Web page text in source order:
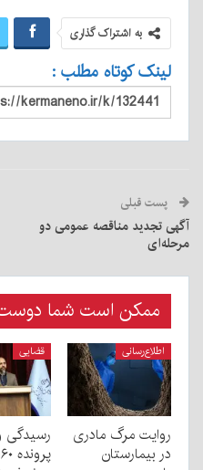
به اشتراک گذاری
لینک کوتاه مطلب :
پست قبلی
آگهی تجدید مناقصه عمومی دو
مرحله‌ای
ممکن است شما دوست
اطلاع‌رسانی
روایت مرگ مادری
در بیمارستان
قضایی
رسیدگی